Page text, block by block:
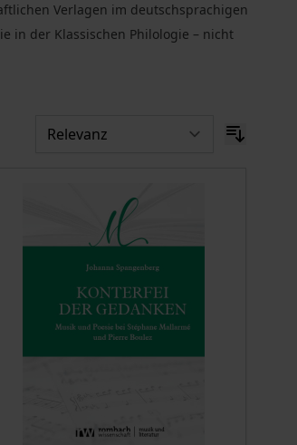
Verlagen im deutschsprachigen
in der Klassischen Philologie – nicht